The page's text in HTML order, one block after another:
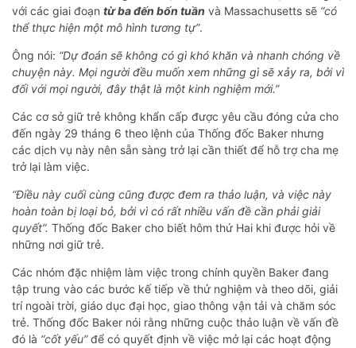
với các giai đoạn từ ba đến bốn tuần và Massachusetts sẽ “có
thể thực hiện một mô hình tương tự”.
Ông nói: “Dự đoán sẽ không có gì khó khăn và nhanh chóng về
chuyện này. Mọi người đều muốn xem những gì sẽ xảy ra, bởi vì
đối với mọi người, đây thật là một kinh nghiệm mới.”
Các cơ sở giữ trẻ không khẩn cấp được yêu cầu đóng cửa cho
đến ngày 29 tháng 6 theo lệnh của Thống đốc Baker nhưng
các dịch vụ này nên sẵn sàng trở lại cần thiết để hỗ trợ cha mẹ
trở lại làm việc.
“Điều này cuối cùng cũng được đem ra thảo luận, và việc này
hoàn toàn bị loại bỏ, bởi vì có rất nhiều vấn đề cần phải giải
quyết”. Thống đốc Baker cho biết hôm thứ Hai khi được hỏi về
những nơi giữ trẻ.
Các nhóm đặc nhiệm làm việc trong chính quyền Baker đang
tập trung vào các bước kế tiếp về thử nghiệm và theo dõi, giải
trí ngoài trời, giáo dục đại học, giao thông vận tải và chăm sóc
trẻ. Thống đốc Baker nói rằng những cuộc thảo luận về vấn đề
đó là “cốt yếu”để có quyết định về việc mở lại các hoạt động